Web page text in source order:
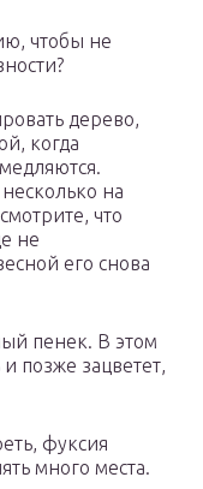
чтобы не
дерево,
когда
на
что
не
его снова
пенек. В этом
позже зацветет,
фуксия
много места.